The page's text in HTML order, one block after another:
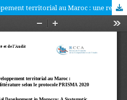
Fiscalité locale et développement territorial au Maroc : une revue systématique de la littérature selon le protocole PRISMA 2020